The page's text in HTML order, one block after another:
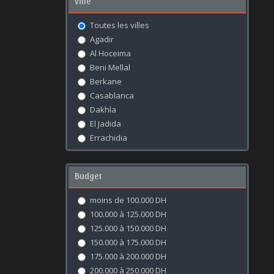
Toutes les villes
Agadir
Al Hoceima
Beni Mellal
Berkane
Casablanca
Dakhla
El Jadida
Errachidia
Essaouira
Fès
Kénitra
Budget
moins de 100.000 DH
100.000 à 125.000 DH
125.000 à 150.000 DH
150.000 à 175.000 DH
175.000 à 200.000 DH
200.000 à 250.000 DH